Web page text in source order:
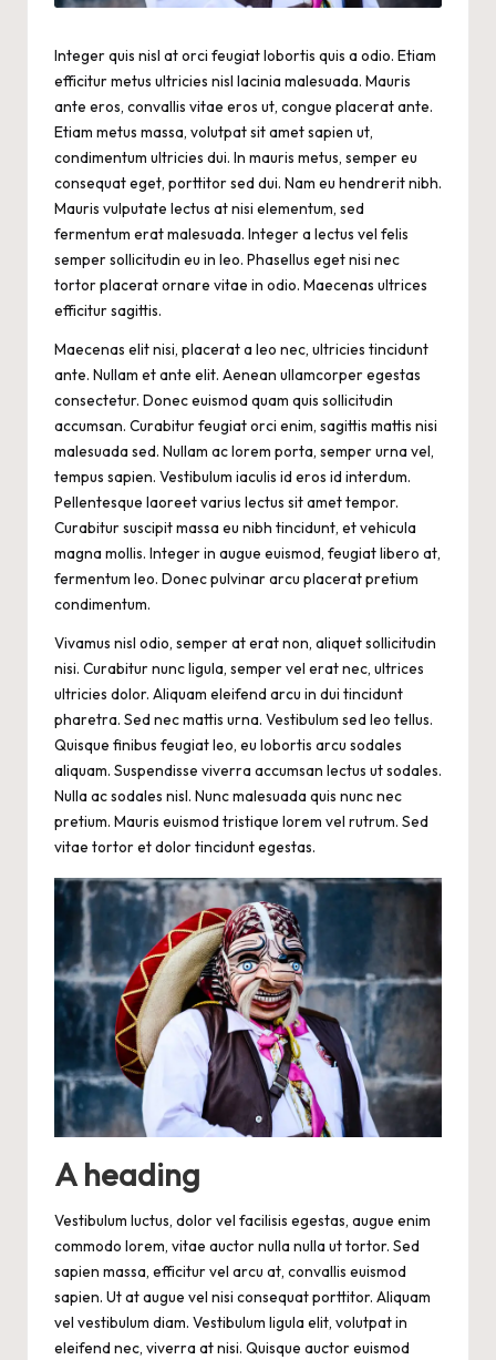
Integer quis nisl at orci feugiat lobortis quis a odio. Etiam
efficitur metus ultricies nisl lacinia malesuada. Mauris
ante eros, convallis vitae eros ut, congue placerat ante.
Etiam metus massa, volutpat sit amet sapien ut,
condimentum ultricies dui. In mauris metus, semper eu
consequat eget, porttitor sed dui. Nam eu hendrerit nibh.
Mauris vulputate lectus at nisi elementum, sed
fermentum erat malesuada. Integer a lectus vel felis
semper sollicitudin eu in leo. Phasellus eget nisi nec
tortor placerat ornare vitae in odio. Maecenas ultrices
efficitur sagittis.
Maecenas elit nisi, placerat a leo nec, ultricies tincidunt
ante. Nullam et ante elit. Aenean ullamcorper egestas
consectetur. Donec euismod quam quis sollicitudin
accumsan. Curabitur feugiat orci enim, sagittis mattis nisi
malesuada sed. Nullam ac lorem porta, semper urna vel,
tempus sapien. Vestibulum iaculis id eros id interdum.
Pellentesque laoreet varius lectus sit amet tempor.
Curabitur suscipit massa eu nibh tincidunt, et vehicula
magna mollis. Integer in augue euismod, feugiat libero at,
fermentum leo. Donec pulvinar arcu placerat pretium
condimentum.
Vivamus nisl odio, semper at erat non, aliquet sollicitudin
nisi. Curabitur nunc ligula, semper vel erat nec, ultrices
ultricies dolor. Aliquam eleifend arcu in dui tincidunt
pharetra. Sed nec mattis urna. Vestibulum sed leo tellus.
Quisque finibus feugiat leo, eu lobortis arcu sodales
aliquam. Suspendisse viverra accumsan lectus ut sodales.
Nulla ac sodales nisl. Nunc malesuada quis nunc nec
pretium. Mauris euismod tristique lorem vel rutrum. Sed
vitae tortor et dolor tincidunt egestas.
A heading
Vestibulum luctus, dolor vel facilisis egestas, augue enim
commodo lorem, vitae auctor nulla nulla ut tortor. Sed
sapien massa, efficitur vel arcu at, convallis euismod
sapien. Ut at augue vel nisi consequat porttitor. Aliquam
vel vestibulum diam. Vestibulum ligula elit, volutpat in
eleifend nec, viverra at nisi. Quisque auctor euismod